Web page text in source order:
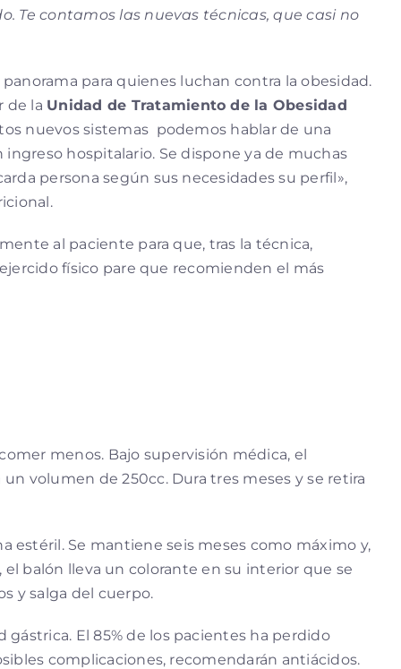
Te contamos las nuevas técnicas, que casi no
para quienes luchan contra la obesidad.
de la Unidad de Tratamiento de la Obesidad
nuevos sistemas podemos hablar de una
ingreso hospitalario. Se dispone ya de muchas
persona según sus necesidades su perfil»,
al paciente para que, tras la técnica,
físico pare que recomienden el más
menos. Bajo supervisión médica, el
volumen de 250cc. Dura tres meses y se retira
estéril. Se mantiene seis meses como máximo y,
el balón lleva un colorante en su interior que se
y salga del cuerpo.
El 85% de los pacientes ha perdido
complicaciones, recomendarán antiácidos.